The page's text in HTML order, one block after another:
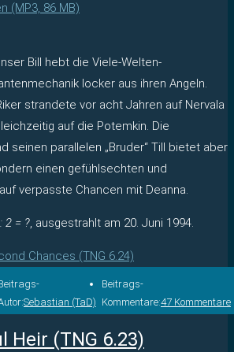
(MP3, 86 MB)
Bill hebt die Viele-Welten-
locker aus ihren Angeln.
strandete vor acht Jahren auf Nervala
auf die Potemkin. Die
seinen parallelen „Bruder“ Till bietet aber
einen gefühlsechten und
verpasste Chancen mit Deanna.
2 = ?, ausgestrahlt am 20. Juni 1994.
Chances (TNG 6.24)
Sebastian (TaD)
Beitrags-
Kommentare:47 Kommentare
Heir (TNG 6.23)